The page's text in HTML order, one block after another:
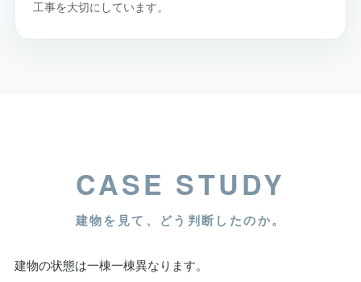
工事を大切にしています。
CASE STUDY
建物を見て、どう判断したのか。
建物の状態は一棟一棟異なります。